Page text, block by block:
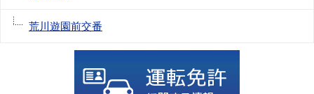
荒川遊園前交番